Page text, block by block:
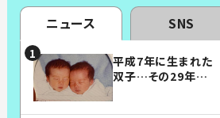
ニュース SNS
平成7年に生まれた
双子…その29年後